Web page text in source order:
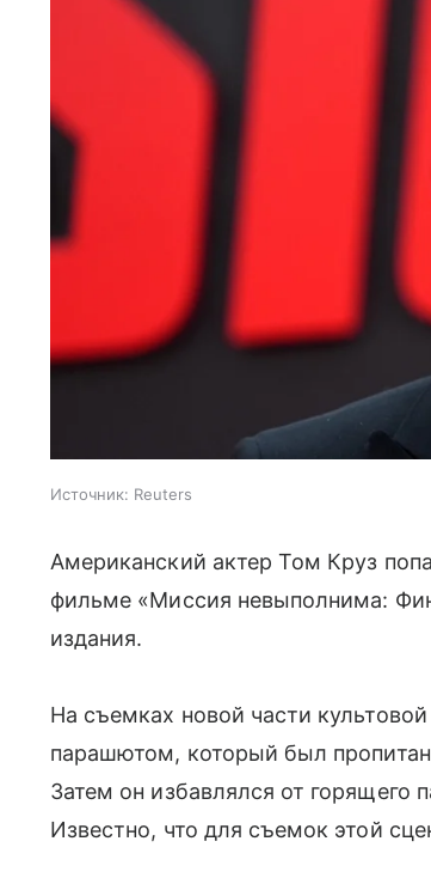
Источник: Reuters
Американский актер Том Круз
фильме «Миссия невыполнима:
издания.
На съемках новой части
парашютом, который был
Затем он избавлялся от горящего
Известно, что для съемок этой